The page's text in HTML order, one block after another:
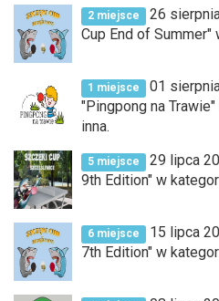
2 miejsce
26
Cup End of Summer"
1 miejsce
01
"Pingpong na
inna.
5 miejsce
29 lipca
9th Edition" w
6 miejsce
15 lipca
7th Edition" w